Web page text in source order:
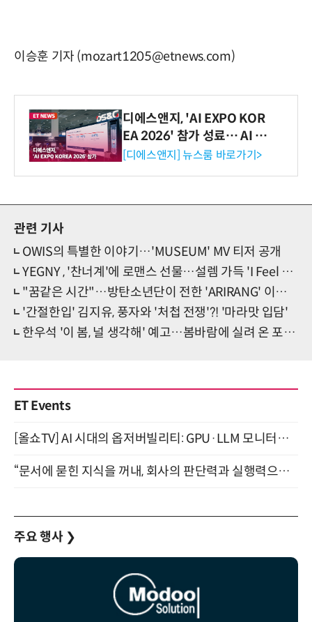
이승훈 기자 (mozart1205@etnews.com)
디에스앤지, 'AI EXPO KOR
EA 2026' 참가 성료… AI 전
생애주기 아우르는 통합 솔루
[디에스앤지] 뉴스룸 바로가기>
관련 기사
OWIS의 특별한 이야기…'MUSEUM' MV 티저 공개
YEGNY , '찬너계'에 로맨스 선물…설렘 가득 'I Feel You'
"꿈같은 시간"…방탄소년단이 전한 'ARIRANG' 이야기
'간절한입' 김지유, 풍자와 '처첩 전쟁'?! '마라맛 입담'
한우석 '이 봄, 널 생각해' 예고…봄바람에 실려 온 포근 설렘
ET Events
[올쇼TV] AI 시대의 옵저버빌리티: GPU·LLM 모니터링부터 AI 기반 장애 대응까지 (8/11 생방송)
“문서에 묻힌 지식을 꺼내, 회사의 판단력과 실행력으로 바꾸다” (8/20)
주요 행사 ❯